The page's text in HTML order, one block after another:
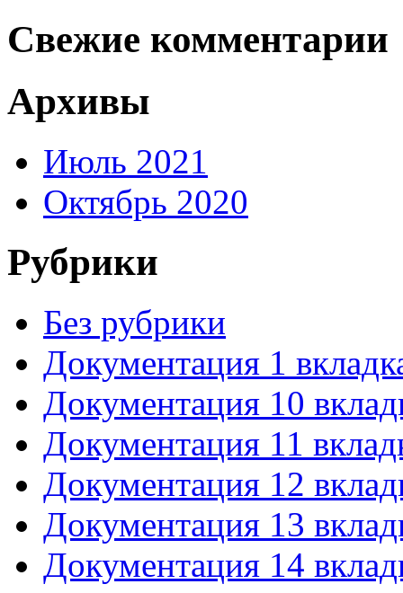
Свежие комментарии
Архивы
Июль 2021
Октябрь 2020
Рубрики
Без рубрики
Документация 1
Документация 10
Документация 11
Документация 12
Документация 13
Документация 14